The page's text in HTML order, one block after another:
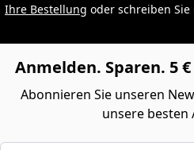
Ihre Bestellung oder schreiben Sie
Anmelden. Sparen. 5
Abonnieren Sie unseren
unsere besten